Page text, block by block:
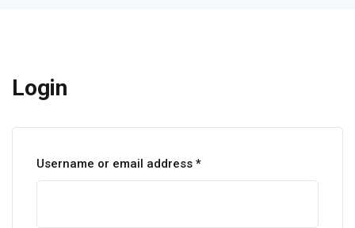
Login
Username or email address *